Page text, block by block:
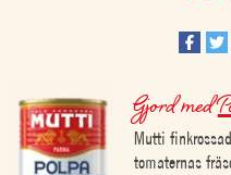
Gjord med
Mutti
tomaternas